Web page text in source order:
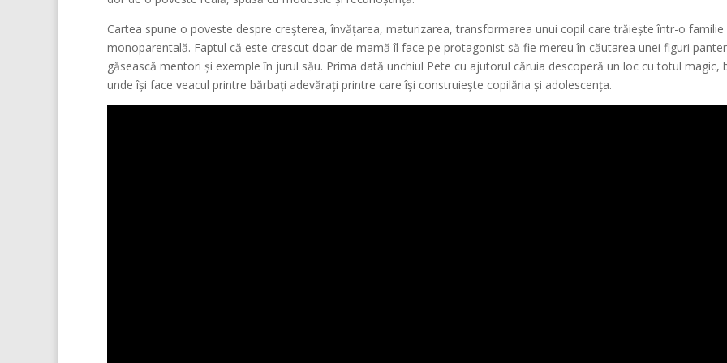
Cartea spune o poveste despre creșterea, învățarea, maturizarea, transformarea unui copil care trăiește într-o familie
monoparentală. Faptul că este crescut doar de mamă îl face pe protagonist să fie mereu în căutarea unei figuri
găsească mentori și exemple în jurul său. Prima dată unchiul Pete cu ajutorul căruia descoperă un loc cu totul magic,
unde își face veacul printre bărbați adevărați printre care își construiește copilăria și adolescența.